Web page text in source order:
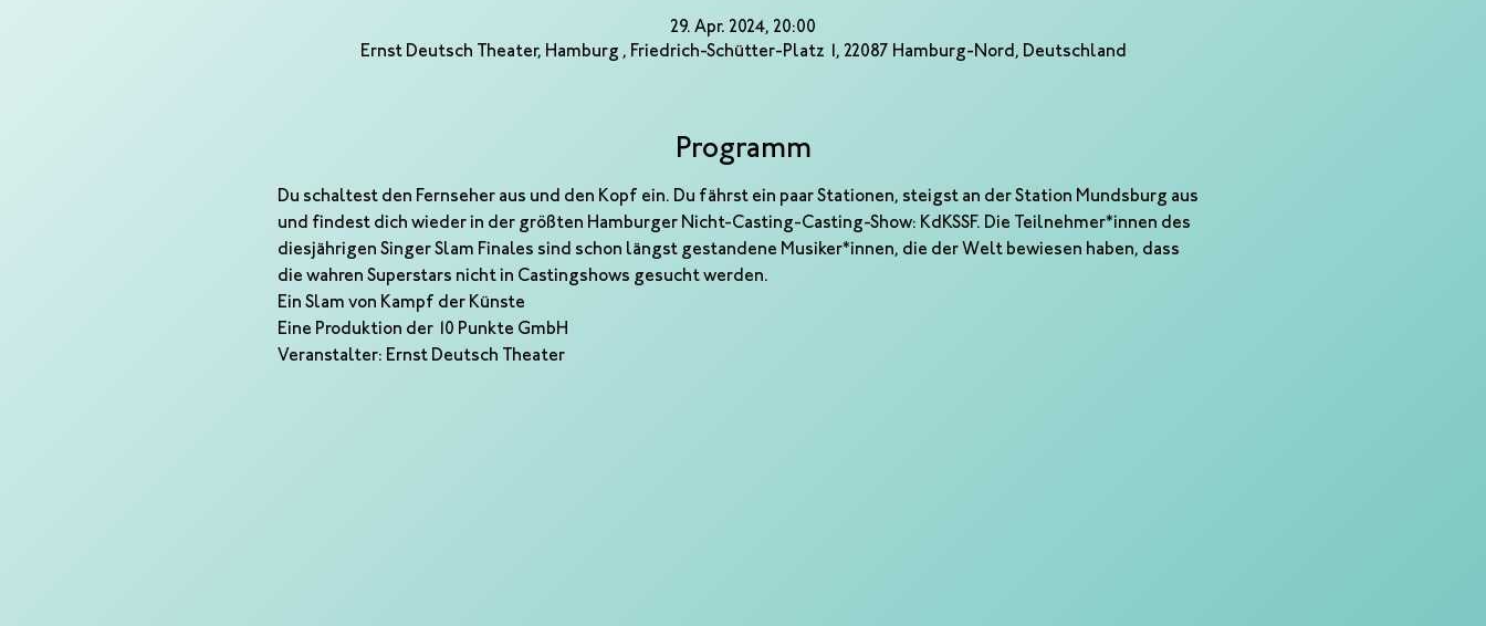
29. Apr. 2024, 20:00
Ernst Deutsch Theater, Hamburg , Friedrich-Schütter-Platz 1, 22087 Hamburg-Nord, Deutschland
Programm
Du schaltest den Fernseher aus und den Kopf ein. Du fährst ein paar Stationen, steigst an der Station Mundsburg aus
und findest dich wieder in der größten Hamburger Nicht-Casting-Casting-Show: KdKSSF. Die Teilnehmer*innen des
diesjährigen Singer Slam Finales sind schon längst gestandene Musiker*innen, die der Welt bewiesen haben, dass
die wahren Superstars nicht in Castingshows gesucht werden.
Ein Slam von Kampf der Künste
Eine Produktion der 10 Punkte GmbH
Veranstalter: Ernst Deutsch Theater